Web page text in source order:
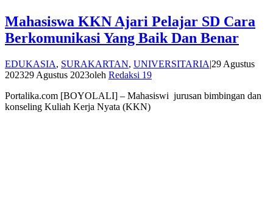
Mahasiswa KKN Ajari Pelajar SD Cara
Berkomunikasi Yang Baik Dan Benar
EDUKASIA, SURAKARTAN, UNIVERSITARIA|29 Agustus
202329 Agustus 2023oleh Redaksi 19
Portalika.com [BOYOLALI] – Mahasiswi jurusan bimbingan dan
konseling Kuliah Kerja Nyata (KKN)